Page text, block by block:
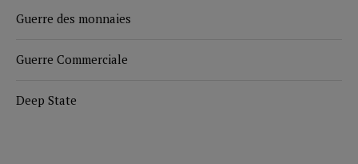
Guerre des monnaies
Guerre Commerciale
Deep State